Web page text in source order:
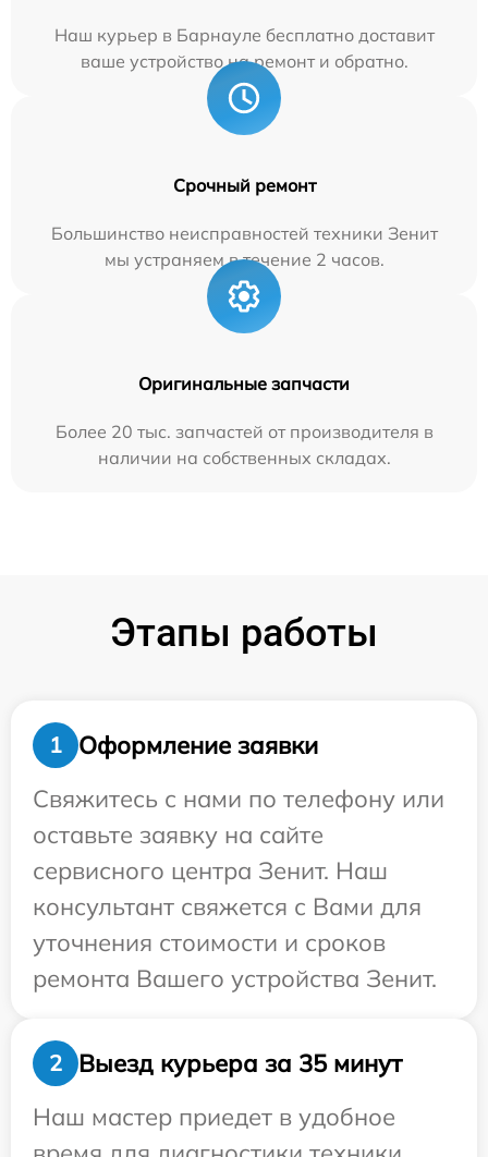
Наш курьер в Барнауле бесплатно доставит
ваше устройство на ремонт и обратно.
Срочный ремонт
Большинство неисправностей техники Зенит
мы устраняем в течение 2 часов.
Оригинальные запчасти
Более 20 тыс. запчастей от производителя в
наличии на собственных складах.
Этапы работы
1
Оформление заявки
Свяжитесь с нами по телефону или
оставьте заявку на сайте
сервисного центра Зенит. Наш
консультант свяжется с Вами для
уточнения стоимости и сроков
ремонта Вашего устройства Зенит.
2
Выезд курьера за 35 минут
Наш мастер приедет в удобное